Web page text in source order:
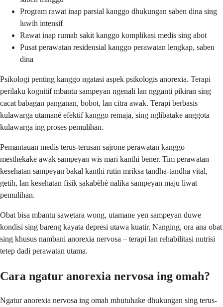
Program rawat inap parsial kanggo dhukungan saben dina sing
luwih intensif
Rawat inap rumah sakit kanggo komplikasi medis sing abot
Pusat perawatan residensial kanggo perawatan lengkap, saben
dina
Psikologi penting kanggo ngatasi aspek psikologis anorexia. Terapi
perilaku kognitif mbantu sampeyan ngenali lan ngganti pikiran sing
cacat babagan panganan, bobot, lan citra awak. Terapi berbasis
kulawarga utamané efektif kanggo remaja, sing nglibatake anggota
kulawarga ing proses pemulihan.
Pemantauan medis terus-terusan sajrone perawatan kanggo
mesthekake awak sampeyan wis mari kanthi bener. Tim perawatan
kesehatan sampeyan bakal kanthi rutin mriksa tandha-tandha vital,
getih, lan kesehatan fisik sakabèhé nalika sampeyan maju liwat
pemulihan.
Obat bisa mbantu sawetara wong, utamane yen sampeyan duwe
kondisi sing bareng kayata depresi utawa kuatir. Nanging, ora ana obat
sing khusus nambani anorexia nervosa – terapi lan rehabilitasi nutrisi
tetep dadi perawatan utama.
Cara ngatur anorexia nervosa ing omah?
Ngatur anorexia nervosa ing omah mbutuhake dhukungan sing terus-